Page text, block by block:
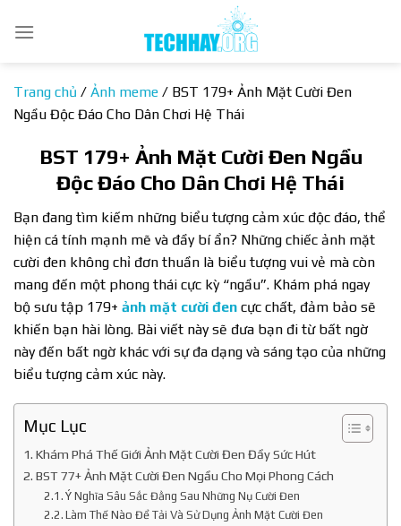
qua
Trang chủ / Ảnh meme / BST 179+ Ảnh Mặt Cười Đen
Ngầu Độc Đáo Cho Dân Chơi Hệ Thái
BST 179+ Ảnh Mặt Cười Đen Ngầu
Độc Đáo Cho Dân Chơi Hệ Thái
Bạn đang tìm kiếm những biểu tượng cảm xúc độc đáo, thể
hiện cá tính mạnh mẽ và đầy bí ẩn? Những chiếc ảnh mặt
cười đen không chỉ đơn thuần là biểu tượng vui vẻ mà còn
mang đến một phong thái cực kỳ “ngầu”. Khám phá ngay
bộ sưu tập 179+ ảnh mặt cười đen cực chất, đảm bảo sẽ
khiến bạn hài lòng. Bài viết này sẽ đưa bạn đi từ bất ngờ
này đến bất ngờ khác với sự đa dạng và sáng tạo của những
biểu tượng cảm xúc này.
Mục Lục
Khám Phá Thế Giới Ảnh Mặt Cười Đen Đầy Sức Hút
BST 77+ Ảnh Mặt Cười Đen Ngầu Cho Mọi Phong Cách
Ý Nghĩa Sâu Sắc Đằng Sau Những Nụ Cười Đen
Làm Thế Nào Để Tải Và Sử Dụng Ảnh Mặt Cười Đen